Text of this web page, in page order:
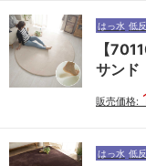
はっ水 低
【
サンド
販売価格:
はっ水 低